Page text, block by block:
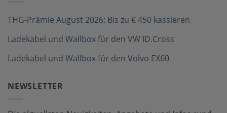
THG-Prämie August 2026: Bis zu € 450 kassieren
Ladekabel und Wallbox für den VW ID.Cross
Ladekabel und Wallbox für den Volvo EX60
NEWSLETTER